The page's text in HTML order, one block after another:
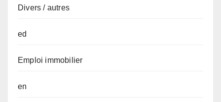
Divers / autres
ed
Emploi immobilier
en